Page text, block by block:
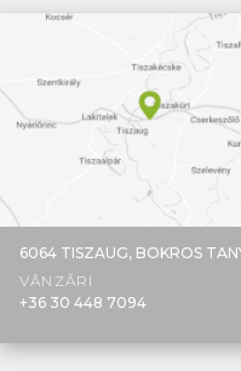
6064 TISZAUG, BOKROS
VÂNZĂRI
+36 30 448 7094